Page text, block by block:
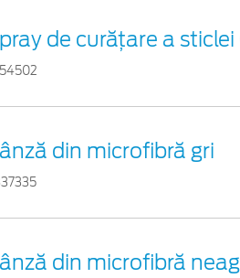
de curățare a sticlei
din microfibră gri
din microfibră